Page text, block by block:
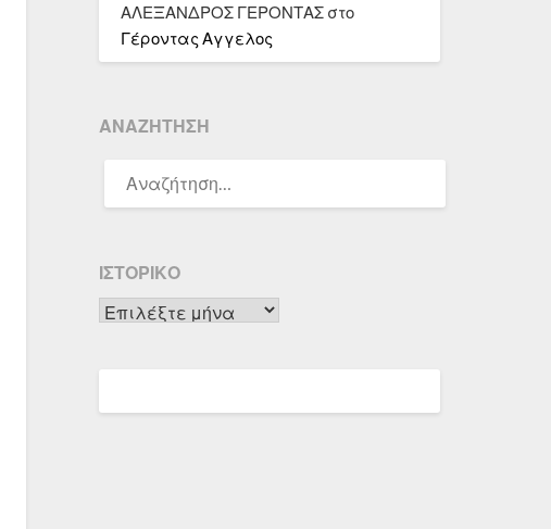
ΑΛΕΞΑΝΔΡΟΣ ΓΕΡΟΝΤΑΣστο
Γέροντας Αγγελος
ΑΝΑΖΉΤΗΣΗ
ΓΙΑ:
ΙΣΤΟΡΙΚΌ
Ιστορικό